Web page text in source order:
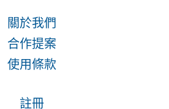
關於我們
合作提案
使用條款
註冊